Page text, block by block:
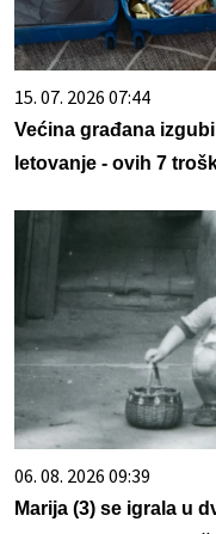
15. 07. 2026 07:44
Većina građana
letovanje - ovih 7
06. 08. 2026 09:39
Marija (3) se igrala u